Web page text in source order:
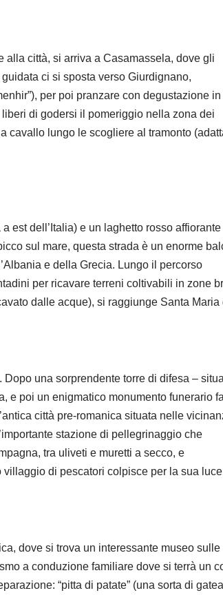
alla città, si arriva a Casamassela, dove gli
ci si sposta verso Giurdignano,
per poi pranzare con degustazione in
di godersi il pomeriggio nella zona dei
cavallo lungo le scogliere al tramonto
est dell’Italia) e un laghetto rosso affiorante
sul mare, questa strada è un enorme
e della Grecia. Lungo il percorso
per ricavare terreni coltivabili in zone
dalle acque), si raggiunge Santa Maria
una sorprendente torre di difesa –
e poi un enigmatico monumento funerario
città pre-romanica situata nelle
stazione di pellegrinaggio che
tra uliveti e muretti a secco, e
di pescatori colpisce per la sua
dove si trova un interessante museo sulle
a conduzione familiare dove si terrà un
“pitta di patate” (una sorta di